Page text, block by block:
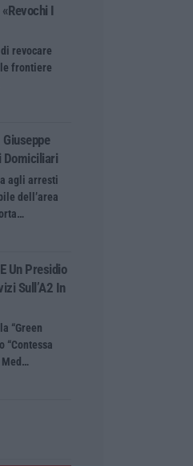
I
revocare
frontiere
Domiciliari
agli arresti
dell’area
Un Presidio
Sull’A2 In
“Green
“Contessa
Med…